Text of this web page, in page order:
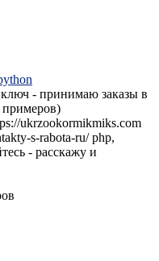
ключ - принимаю заказы в
ukrzookormikmiks.com
s-rabota-ru/ php,
- расскажу и